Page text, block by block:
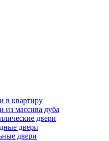
в квартиру
из массива дуба
двери
двери
двери